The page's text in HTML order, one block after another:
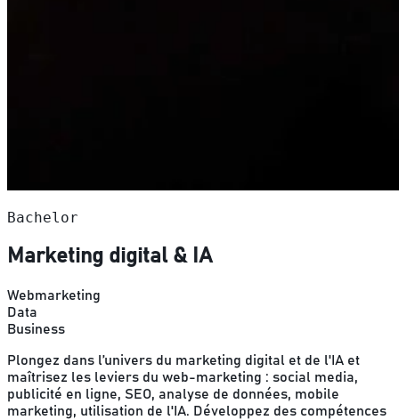
Bachelor
Marketing digital & IA
Webmarketing
Data
Business
Plongez dans l’univers du marketing digital et de l'IA et
maîtrisez les leviers du web-marketing : social media,
publicité en ligne, SEO, analyse de données, mobile
marketing, utilisation de l'IA. Développez des compétences